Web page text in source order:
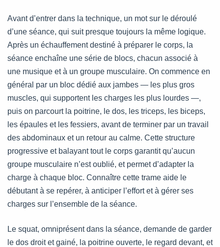
Avant d’entrer dans la technique, un mot sur le déroulé
d’une séance, qui suit presque toujours la même logique.
Après un échauffement destiné à préparer le corps, la
séance enchaîne une série de blocs, chacun associé à
une musique et à un groupe musculaire. On commence en
général par un bloc dédié aux jambes — les plus gros
muscles, qui supportent les charges les plus lourdes —,
puis on parcourt la poitrine, le dos, les triceps, les biceps,
les épaules et les fessiers, avant de terminer par un travail
des abdominaux et un retour au calme. Cette structure
progressive et balayant tout le corps garantit qu’aucun
groupe musculaire n’est oublié, et permet d’adapter la
charge à chaque bloc. Connaître cette trame aide le
débutant à se repérer, à anticiper l’effort et à gérer ses
charges sur l’ensemble de la séance.
Le squat, omniprésent dans la séance, demande de garder
le dos droit et gainé, la poitrine ouverte, le regard devant, et